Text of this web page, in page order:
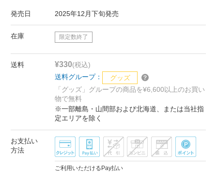
発売日 2025年12月下旬発売
在庫 限定数終了
送料 ¥330(税込)
送料グループ：
グッズ
「グッズ」グループの商品を¥6,600以上のお買い
物で無料
※一部離島・山間部および北海道、または当社指
定エリアを除く
お支払い
方法
ご利用いただけるPay払い